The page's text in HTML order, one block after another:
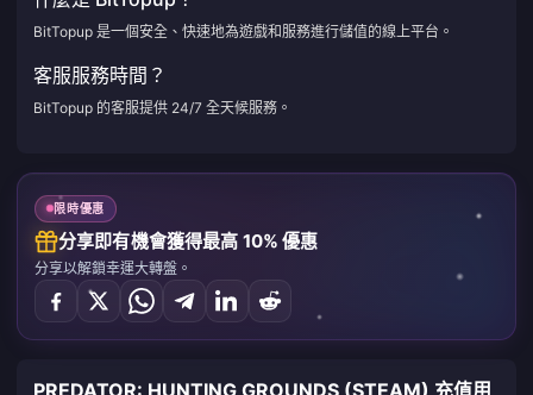
BitTopup 是一個安全、快速地為遊戲和服務進行儲值的線上平台。
客服服務時間？
BitTopup 的客服提供 24/7 全天候服務。
限時優惠
分享即有機會獲得最高 10% 優惠
分享以解鎖幸運大轉盤。
PREDATOR: HUNTING GROUNDS (STEAM) 充值用